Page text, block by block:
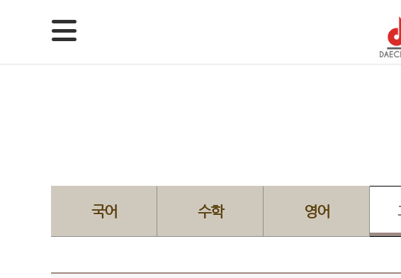
국어 수학 영어